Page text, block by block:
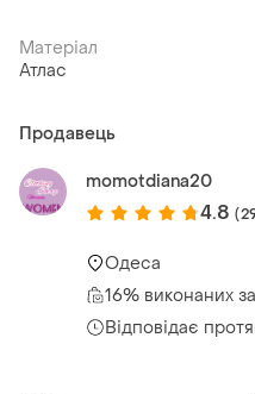
Матеріал
Атлас
Продавець
momotdiana20
4.8
Одеса
16% виконаних
Відповідає